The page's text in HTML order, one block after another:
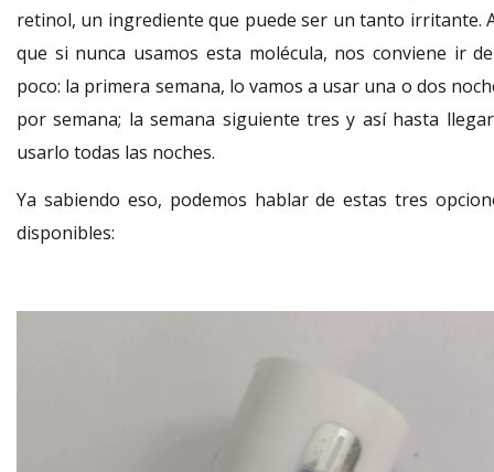
retinol, un ingrediente que puede ser un tanto irritante.
que si nunca usamos esta molécula, nos conviene ir
poco: la primera semana, lo vamos a usar una o dos
por semana; la semana siguiente tres y así hasta
usarlo todas las noches.
Ya sabiendo eso, podemos hablar de estas tres
disponibles: